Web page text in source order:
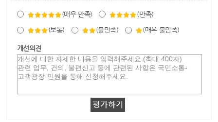
(매우 만족) (만족)
(보통) (불만족) (매우 불만족)
개선의견